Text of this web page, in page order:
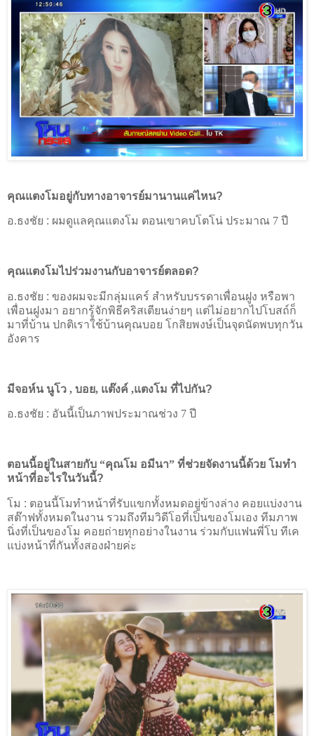
คุณแตงโมอยู่กับทางอาจารย์มานานแค่ไหน?
อ.ธงชัย : ผมดูแลคุณแตงโม ตอนเขาคบโตโน่ ประมาณ 7 ปี
คุณแตงโมไปร่วมงานกับอาจารย์ตลอด?
อ.ธงชัย : ของผมจะมีกลุ่มแคร์ สำหรับบรรดาเพื่อนฝูง หรือพา
เพื่อนฝูงมา อยากรู้จักพิธีคริสเตียนง่ายๆ แต่ไม่อยากไปโบสถ์ก็
มาที่บ้าน ปกติเราใช้บ้านคุณบอย โกสิยพงษ์เป็นจุดนัดพบทุกวัน
อังคาร
มีจอห์น นูโว , บอย, แต๊งค์ ,แตงโม ที่ไปกัน?
อ.ธงชัย : อันนี้เป็นภาพประมาณช่วง 7 ปี
ตอนนี้อยู่ในสายกับ “คุณโม อมีนา” ที่ช่วยจัดงานนี้ด้วย โมทำ
หน้าที่อะไรในวันนี้?
โม : ตอนนี้โมทำหน้าที่รับแขกทั้งหมดอยู่ข้างล่าง คอยแบ่งงาน
สต๊าฟทั้งหมดในงาน รวมถึงทีมวิดีโอที่เป็นของโมเอง ทีมภาพ
นิ่งที่เป็นของโม คอยถ่ายทุกอย่างในงาน ร่วมกับแฟนพี่โบ ทีเค
แบ่งหน้าที่กันทั้งสองฝ่ายค่ะ